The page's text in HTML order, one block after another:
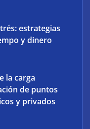
estrategias
y dinero
la carga
de puntos
y privados